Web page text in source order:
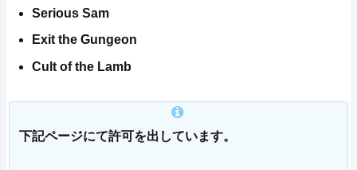
Serious Sam
Exit the Gungeon
Cult of the Lamb
下記ページにて許可を出しています。